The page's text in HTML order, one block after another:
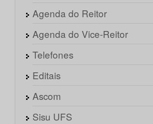
Agenda do Reitor
Agenda do Vice-Reitor
Telefones
Editais
Ascom
Sisu UFS